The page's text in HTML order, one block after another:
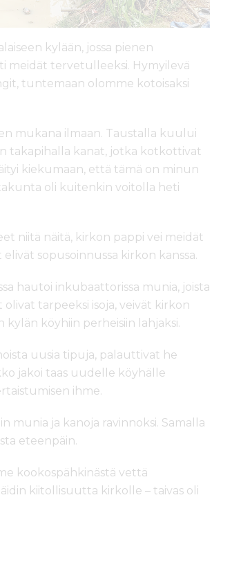
kylään, jossa pienen
meidät tervetulleeksi. Hymyilevä
tuntemaan olomme kotoisaksi
mukana ilmaan. Taustalla kuului
takapihalla kanat, jotka kotkottivat
kiekumaan, että tämä on minun
oli kuitenkin voitolla heti
niitä näitä, kirkon pappi vei meidät
sopusoinnussa kirkon kanssa.
hautoi inkubaattorissa munia, joista
tarpeeksi isoja, veivät kirkon
köyhiin perheisiin lahjaksi.
uusia tipuja, palauttivat he
jakoi taas uudelle köyhälle
ihme.
munia ja kanoja ravinnoksi. Samalla
eteenpäin.
kookospähkinästä vettä
kiitollisuutta kirkolle – taivas oli